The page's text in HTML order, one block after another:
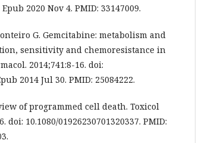
2020 Nov 4. PMID: 33147009.
G. Gemcitabine: metabolism and
sensitivity and chemoresistance in
2014;741:8-16. doi:
2014 Jul 30. PMID: 25084222.
of programmed cell death. Toxicol
doi: 10.1080/01926230701320337. PMID: